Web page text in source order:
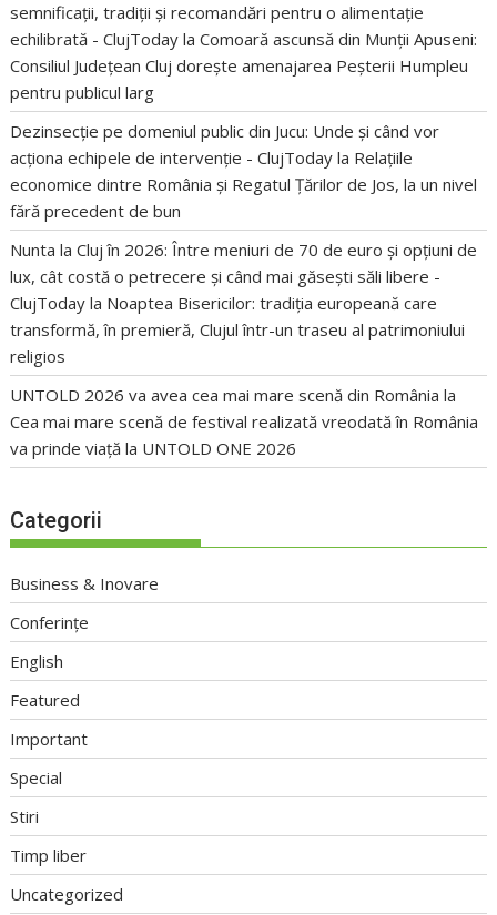
semnificații, tradiții și recomandări pentru o alimentație
echilibrată - ClujToday laComoară ascunsă din Munții Apuseni:
Consiliul Județean Cluj dorește amenajarea Peșterii Humpleu
pentru publicul larg
Dezinsecție pe domeniul public din Jucu: Unde și când vor
acționa echipele de intervenție - ClujToday la Relațiile
economice dintre România și Regatul Țărilor de Jos, la un nivel
fără precedent de bun
Nunta la Cluj în 2026: Între meniuri de 70 de euro și opțiuni de
lux, cât costă o petrecere și când mai găsești săli libere -
ClujToday la Noaptea Bisericilor: tradiția europeană care
transformă, în premieră, Clujul într-un traseu al patrimoniului
religios
UNTOLD 2026 va avea cea mai mare scenă din România la
Cea mai mare scenă de festival realizată vreodată în România
va prinde viață la UNTOLD ONE 2026
Categorii
Business & Inovare
Conferințe
English
Featured
Important
Special
Stiri
Timp liber
Uncategorized